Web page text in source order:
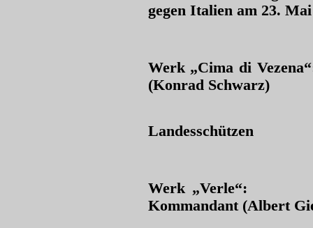
gegen Italien am 23.
Werk „Cima di
(Konrad Schwarz)
Landesschützen
Werk „Verle“:
Kommandant (Albert